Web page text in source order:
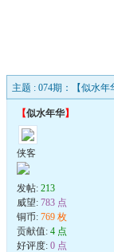
主题 : 074期：【似水
【似水年华】
侠客
发帖: 213
威望: 783 点
铜币: 769 枚
贡献值: 4 点
好评度: 0 点